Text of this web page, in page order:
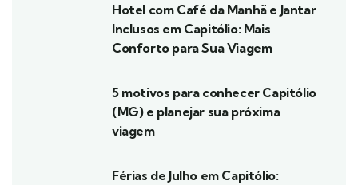
Hotel com Café da Manhã e Jantar
Inclusos em Capitólio: Mais
Conforto para Sua Viagem
5 motivos para conhecer Capitólio
(MG) e planejar sua próxima
viagem
Férias de Julho em Capitólio: